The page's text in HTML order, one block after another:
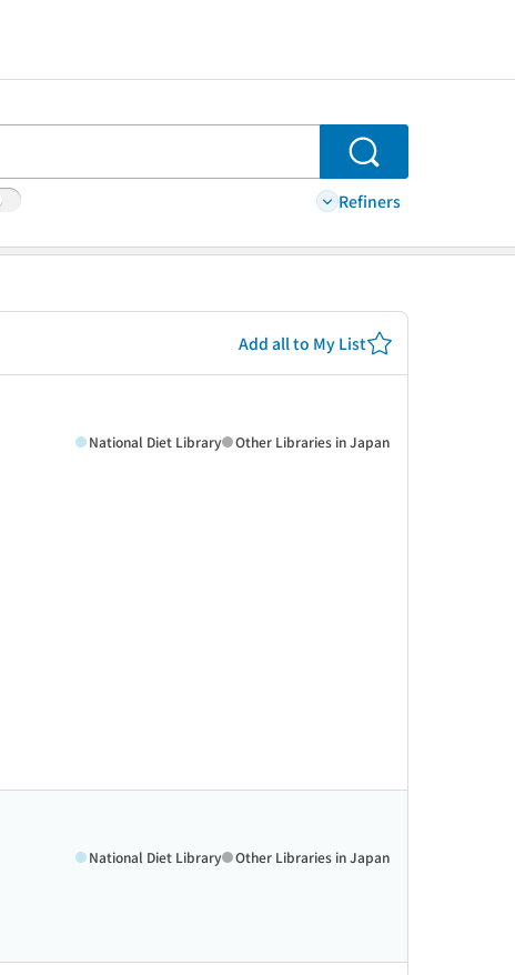
Search
Refiners
Add all to My List
National Diet Library Other Libraries in Japan
National Diet Library Other Libraries in Japan